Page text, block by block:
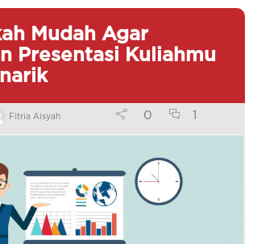
Mudah Agar
Presentasi Kuliahmu
Fitria Aisyah 0 1